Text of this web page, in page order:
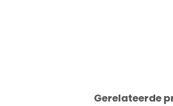
Gerelateerde